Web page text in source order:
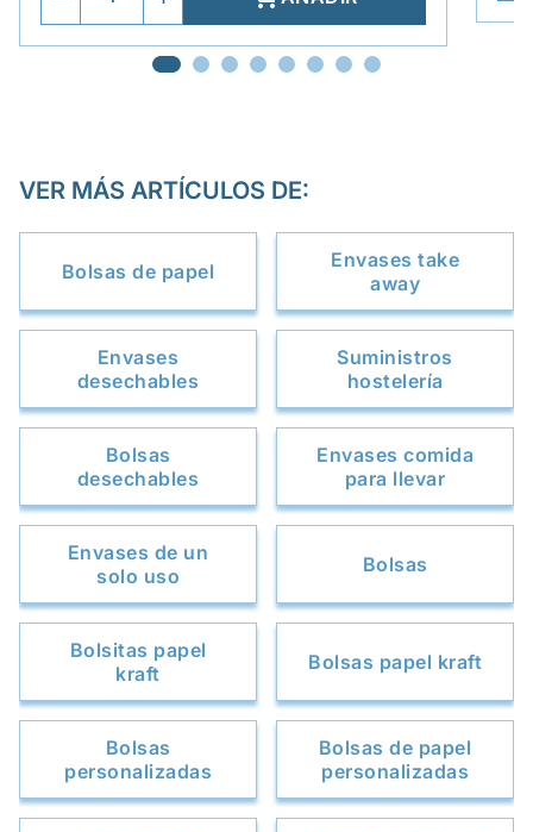
VER MÁS ARTÍCULOS DE:
Bolsas de papel
Envases take
away
Envases
desechables
Suministros
hostelería
Bolsas
desechables
Envases comida
para llevar
Envases de un
solo uso
Bolsas
Bolsitas papel
kraft
Bolsas papel kraft
Bolsas
personalizadas
Bolsas de papel
personalizadas